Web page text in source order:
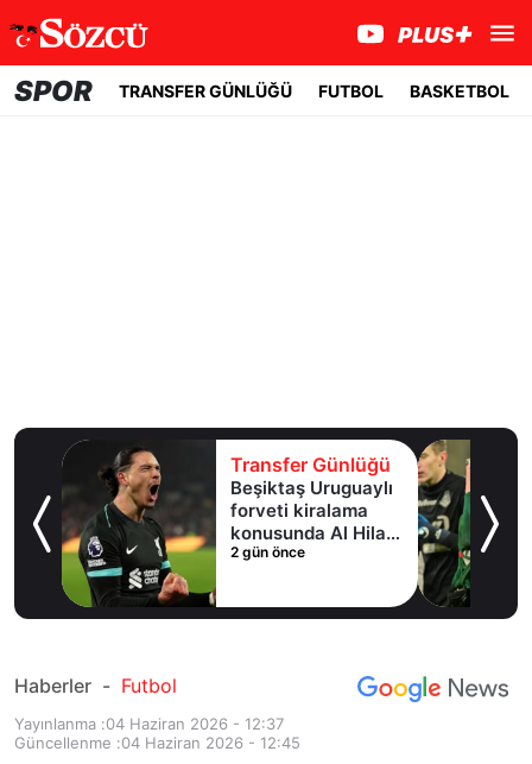
SPOR TRANSFER GÜNLÜĞÜ FUTBOL BASKETBOL
Transfer Günlüğü
Beşiktaş Uruguaylı
forveti kiralama
konusunda Al Hilal
ile anlaştı! Adım
2 gün önce
Haberler - Futbol
Yayınlanma :04 Haziran 2026 - 12:37
Güncellenme :04 Haziran 2026 - 12:45